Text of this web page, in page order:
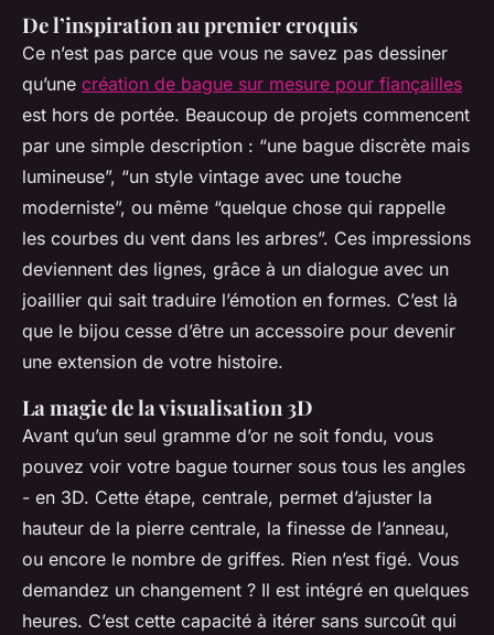
De l’inspiration au premier croquis
Ce n’est pas parce que vous ne savez pas dessiner
qu’une création de bague sur mesure pour fiançailles
est hors de portée. Beaucoup de projets commencent
par une simple description : “une bague discrète mais
lumineuse”, “un style vintage avec une touche
moderniste”, ou même “quelque chose qui rappelle
les courbes du vent dans les arbres”. Ces impressions
deviennent des lignes, grâce à un dialogue avec un
joaillier qui sait traduire l’émotion en formes. C’est là
que le bijou cesse d’être un accessoire pour devenir
une extension de votre histoire.
La magie de la visualisation 3D
Avant qu’un seul gramme d’or ne soit fondu, vous
pouvez voir votre bague tourner sous tous les angles
- en 3D. Cette étape, centrale, permet d’ajuster la
hauteur de la pierre centrale, la finesse de l’anneau,
ou encore le nombre de griffes. Rien n’est figé. Vous
demandez un changement ? Il est intégré en quelques
heures. C’est cette capacité à itérer sans surcoût qui